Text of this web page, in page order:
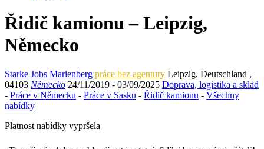
Řidič kamionu – Leipzig,
Německo
Starke Jobs Marienberg práce bez agentury Leipzig, Deutschland ,
04103 Německo 24/11/2019 - 03/09/2025 Doprava, logistika a sklad
- Práce v Německu - Práce v Sasku - Řidič kamionu - Všechny
nabídky
Platnost nabídky vypršela